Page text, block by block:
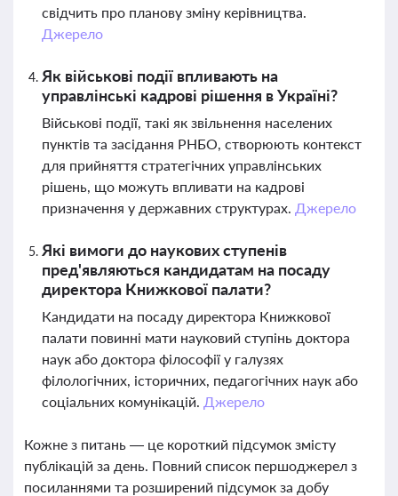
свідчить про планову зміну керівництва.
Джерело
Як військові події впливають на
управлінські кадрові рішення в Україні?
Військові події, такі як звільнення населених
пунктів та засідання РНБО, створюють контекст
для прийняття стратегічних управлінських
рішень, що можуть впливати на кадрові
призначення у державних структурах. Джерело
Які вимоги до наукових ступенів
пред'являються кандидатам на посаду
директора Книжкової палати?
Кандидати на посаду директора Книжкової
палати повинні мати науковий ступінь доктора
наук або доктора філософії у галузях
філологічних, історичних, педагогічних наук або
соціальних комунікацій. Джерело
Кожне з питань — це короткий підсумок змісту
публікацій за день. Повний список першоджерел з
посиланнями та розширений підсумок за добу